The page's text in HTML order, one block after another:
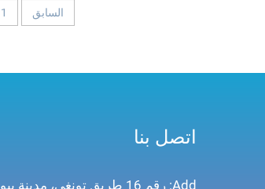
السابق 1
اتصل بنا
Add: رقم 16 طريق تونغي، مدينة ييوو، مقاطعة تشجيانغ، الصين